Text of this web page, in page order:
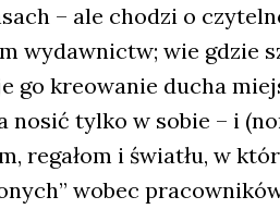
– ale cho­dzi o
wydaw­nictw; wie gdzie
go kre­owa­nie ducha
nosić tyl­ko w sobie – i
rega­łom i świa­tłu, w
wobec